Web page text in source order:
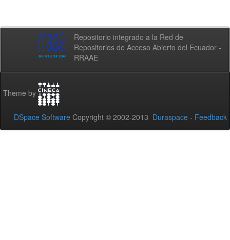
Repositorio integrado a la Red de
Repositorios de Acceso Abierto del Ecuador -
RRAAE
Theme by
DSpace Software Copyright © 2002-2013 Duraspace - Feedback